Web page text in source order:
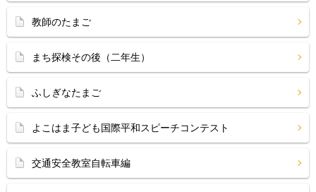
教師のたまご
まち探検その後（二年生）
ふしぎなたまご
よこはま子ども国際平和スピーチコンテスト
交通安全教室自転車編